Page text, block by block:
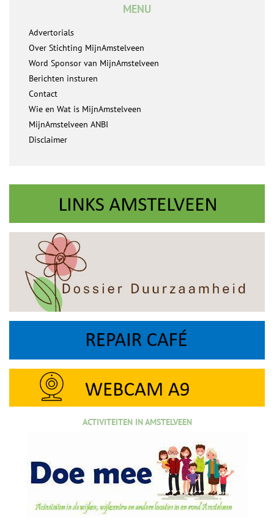
MENU
Advertorials
Over Stichting MijnAmstelveen
Word Sponsor van MijnAmstelveen
Berichten insturen
Contact
Wie en Wat is MijnAmstelveen
MijnAmstelveen ANBI
Disclaimer
ACTIVITEITEN IN AMSTELVEEN